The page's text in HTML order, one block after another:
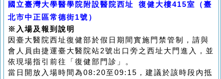
國立臺灣大學醫學院附設醫院西址 復健大樓415室（臺
北市中正區常德街1號）
※ 入場及報到說明
因臺大醫院西址復健部於假日期間實施門禁管制，請與
會人員由捷運臺大醫院站2號出口旁之西址大門進入，並
依現場指引前往「復健部門診」。
當日開放入場時間為08:20至09:15，建議於該時段內抵